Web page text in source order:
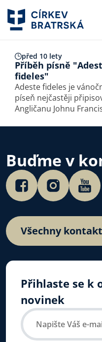
před 10 lety
Příběh písně
fideles"
Adeste fideles je
píseň nejčastěji
Angličanu Johnu
hudby a latiny, který v
1745 uprchl po
vzpouře do…
Buďme v
Všechny
Přihlaste se k
novinek